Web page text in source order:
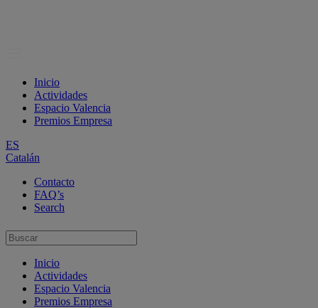
Inicio
Actividades
Espacio Valencia
Premios Empresa
ES
Catalán
Contacto
FAQ’s
Search
Inicio
Actividades
Espacio Valencia
Premios Empresa